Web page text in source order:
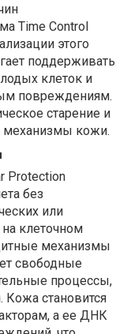
Time Control
этого
поддерживать
клеток и
повреждениям.
старение и
механизмы кожи.
Protection
без
или
клеточном
механизмы
свободные
процессы,
становится
а ее ДНК